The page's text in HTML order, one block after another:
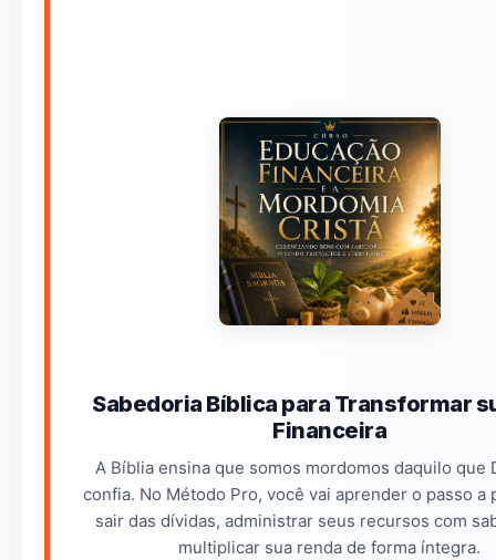
Sabedoria Bíblica para Transformar
Financeira
A Bíblia ensina que somos mordomos daquilo que
confia. No Método Pro, você vai aprender o passo a
sair das dívidas, administrar seus recursos com
multiplicar sua renda de forma íntegra.